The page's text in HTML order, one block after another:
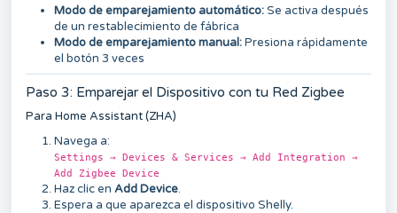
Modo de emparejamiento automático:Se activa después
de un restablecimiento de fábrica
Modo de emparejamiento manual:Presiona rápidamente
el botón 3 veces
Paso 3: Emparejar el Dispositivo con tu Red Zigbee
Para Home Assistant (ZHA)
Navega a:
Settings → Devices & Services → Add Integration →
Add Zigbee Device
Haz clic en Add Device.
Espera a que aparezca el dispositivo Shelly.